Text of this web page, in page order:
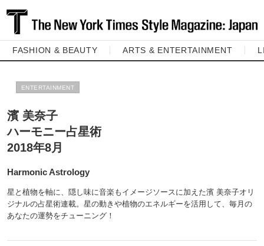
FASHION & BEAUTY ARTS & ENTERTAINMENT
ENTERTAINMENT
濱 美奈子
ハーモニー占星術
2018年8月
Harmonic Astrology
星と植物を軸に、隠し味に音楽もイメージソースに加えた濱 美奈子オリ
ジナルの占星術連載。星の動きや植物のエネルギーを活用して、毎月の
あなたの運勢をチューニング！